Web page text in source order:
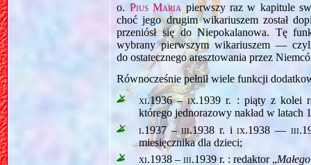
o. Pius Maria pierwszy raz w kapitule
choć jego drugim wikariuszem został
przeniósł się do Niepokalanowa. Tę
wybrany pierwszym wikariuszem —
do ostatecznego aresztowania przez
Równocześnie pełnił wiele funkcji
xi.1936 – ix.1939 r. : piąty z kolei
którego jednorazowy nakład w latach
i.1937 – iii.1938 r. iix.1938 —
miesięcznika dla dzieci;
xi.1938 – iii.1939 r. : redaktor „